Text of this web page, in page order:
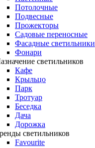
Потолочные
Подвесные
Прожекторы
Садовые переносные
Фасадные светильники
Фонари
светильников
Кафе
Крыльцо
Парк
Тротуар
Беседка
Дача
Дорожка
светильников
Favourite